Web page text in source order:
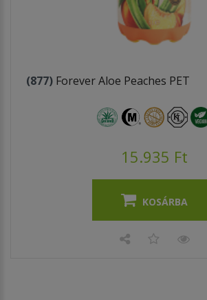
(877) Forever Aloe Peaches PET
15.935 Ft
KOSÁRBA